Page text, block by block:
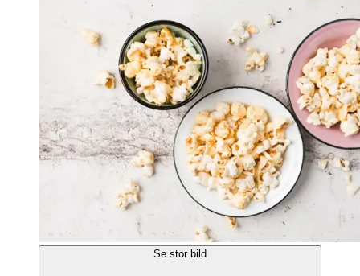
Se stor bild